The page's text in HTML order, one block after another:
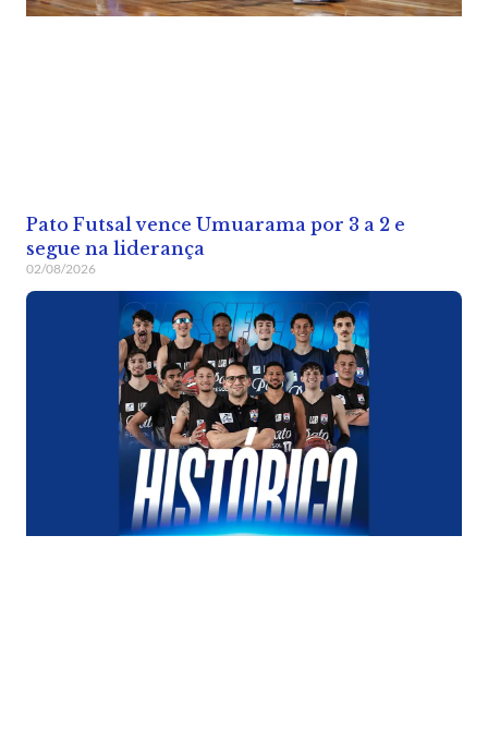
Pato Futsal vence Umuarama por 3 a 2 e
segue na liderança
02/08/2026